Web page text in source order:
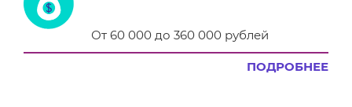
От 60 000 до 360 000 рублей
ПОДРОБНЕЕ